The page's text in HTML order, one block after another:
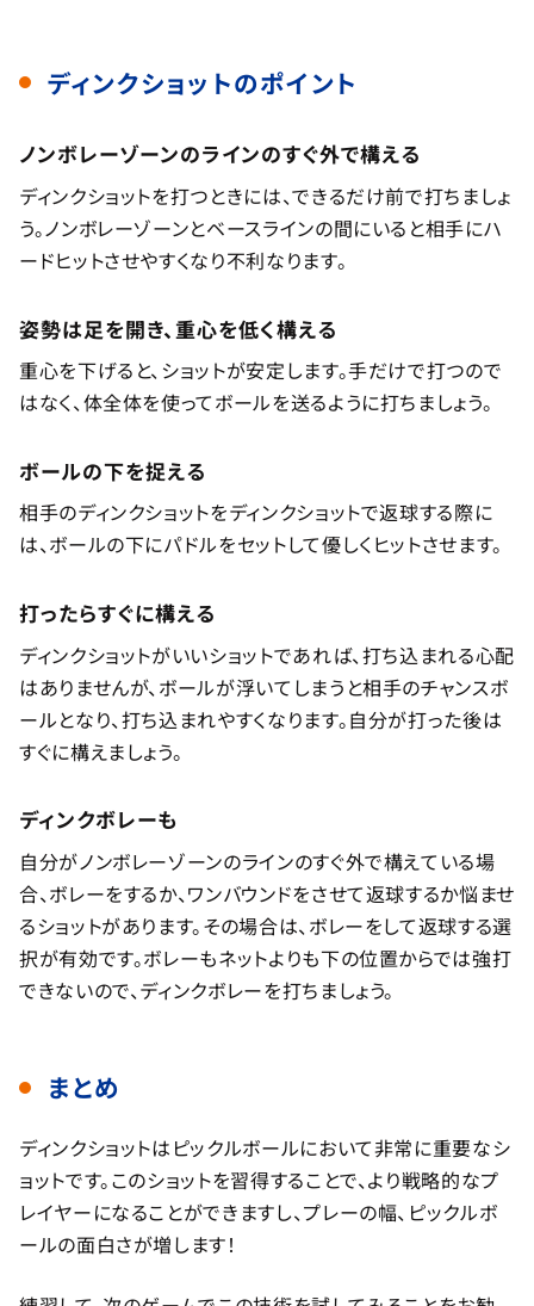
ディンクショットのポイント
ノンボレーゾーンのラインのすぐ外で構える
ディンクショットを打つときには、できるだけ前で打ちましょ
う。ノンボレーゾーンとベースラインの間にいると相手にハ
ードヒットさせやすくなり不利なります。
姿勢は足を開き、重心を低く構える
重心を下げると、ショットが安定します。手だけで打つので
はなく、体全体を使ってボールを送るように打ちましょう。
ボールの下を捉える
相手のディンクショットをディンクショットで返球する際に
は、ボールの下にパドルをセットして優しくヒットさせます。
打ったらすぐに構える
ディンクショットがいいショットであれば、打ち込まれる心配
はありませんが、ボールが浮いてしまうと相手のチャンスボ
ールとなり、打ち込まれやすくなります。自分が打った後は
すぐに構えましょう。
ディンクボレーも
自分がノンボレーゾーンのラインのすぐ外で構えている場
合、ボレーをするか、ワンバウンドをさせて返球するか悩ませ
るショットがあります。その場合は、ボレーをして返球する選
択が有効です。ボレーもネットよりも下の位置からでは強打
できないので、ディンクボレーを打ちましょう。
まとめ
ディンクショットはピックルボールにおいて非常に重要なシ
ョットです。このショットを習得することで、より戦略的なプ
レイヤーになることができますし、プレーの幅、ピックルボ
ールの面白さが増します！